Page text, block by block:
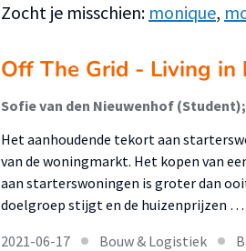
Zocht je misschien: monique,
Off The Grid - Living in
Het aanhoudende tekort aan
van de woningmarkt. Het kopen van
aan starterswoningen is groter dan
doelgroep stijgt en de huizenprijzen …
2021-06-17
Bouw & Logistiek